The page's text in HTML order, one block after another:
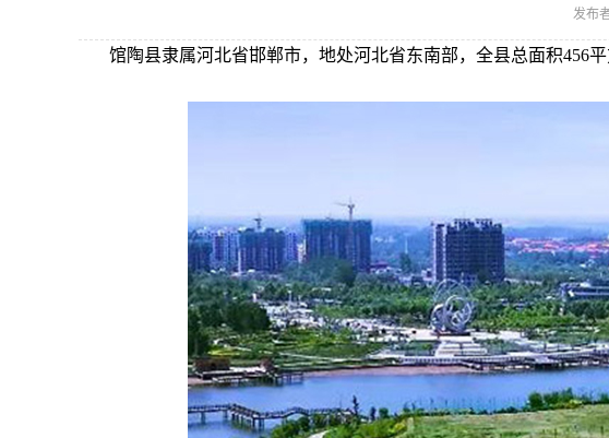
发布者
馆陶县隶属河北省邯郸市，地处河北省东南部，全县总面积456